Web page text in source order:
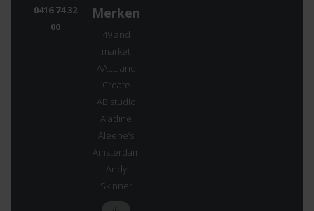
0416 74 32
00
Merken
49 and
market
AALL and
Create
AB studio
Aladine
Aleene’s
Amsterdam
Andy
Skinner